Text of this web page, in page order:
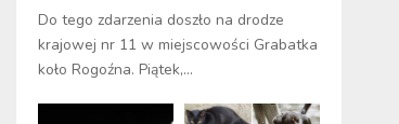
Do tego zdarzenia doszło na drodze
krajowej nr 11 w miejscowości Grabatka
koło Rogoźna. Piątek,...